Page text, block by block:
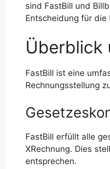
sind FastBill und
Entscheidung für
Überblick
FastBill ist eine
Rechnungsstellung
FastBill erfüllt alle
XRechnung. Dies
entsprechen.